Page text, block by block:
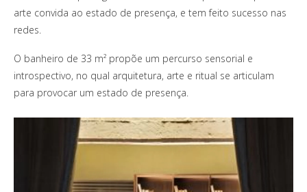
arte convida ao estado de presença, e tem feito sucesso nas
redes.
O banheiro de 33 m² propõe um percurso sensorial e
introspectivo, no qual arquitetura, arte e ritual se articulam
para provocar um estado de presença.